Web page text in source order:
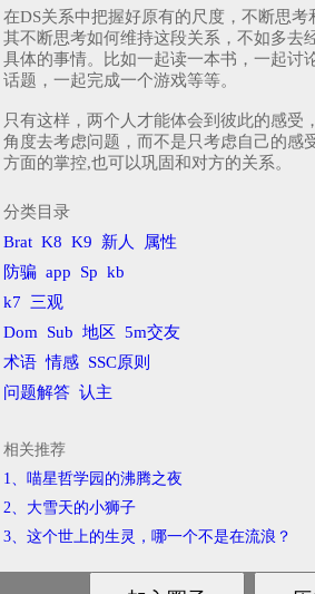
在DS关系中把握好原有的尺度，不断思
其不断思考如何维持这段关系，不如多去
具体的事情。比如一起读一本书，一起讨
话题，一起完成一个游戏等等。
只有这样，两个人才能体会到彼此的感受
角度去考虑问题，而不是只考虑自己的感
方面的掌控,也可以巩固和对方的关系。
分类目录
Brat K8 K9 新人
属性
防骗 app Sp kb
k7
三观
Dom
Sub 地区
5m交友
术语 情感 SSC原则
问题解答 认主
相关推荐
1、喵星哲学园的沸腾之夜
2、​大雪天的小狮子
3、​这个世上的生灵，哪一个不是在流浪？
鄂ICP备2021004520号-4© 2018-2021 字母圈亚文